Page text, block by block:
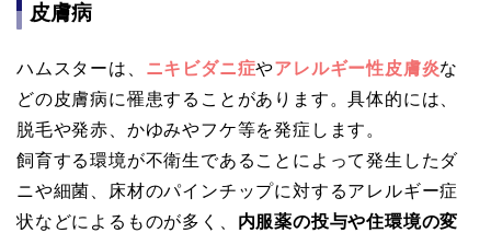
皮膚病
ハムスターは、 ニキビダニ症やアレルギー性皮膚炎な
どの皮膚病に罹患することがあります。具体的には、
脱毛や発赤、かゆみやフケ等を発症します。
飼育する環境が不衛生であることによって発生したダ
ニや細菌、床材のパインチップに対するアレルギー症
状などによるものが多く、 内服薬の投与や住環境の変